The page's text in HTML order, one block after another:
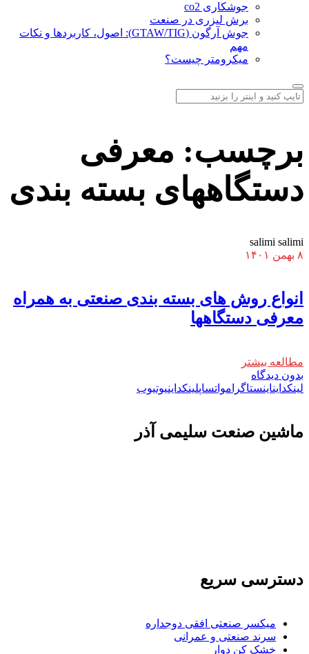
جوشکاری co2
برش لیزری در صنعت
جوش آرگون (GTAW/TIG): اصول، کاربردها و نکات
مهم
میکرومتر چیست؟
برچسب: معرفی
دستگاههای بسته بندی
salimi salimi
۸ بهمن ۱۴۰۱
انواع روش های بسته بندی صنعتی به همراه
معرفی دستگاهها
مطالعه بیشتر
بدون دیدگاه
لینکدایناینستاگرامواتساپلینکداینیوتیوب
ماشين صنعت سليمی آذر
دسترسی سریع
میکسر صنعتی افقی دوجداره
سرند صنعتی و عمرانی
خشک کن دوار